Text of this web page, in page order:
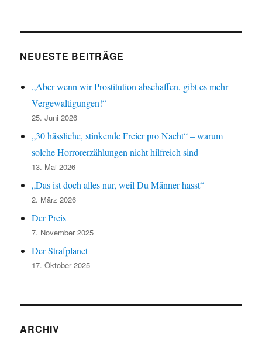
NEUESTE BEITRÄGE
„Aber wenn wir Prostitution abschaffen, gibt es mehr
Vergewaltigungen!“
25. Juni 2026
„30 hässliche, stinkende Freier pro Nacht“ – warum
solche Horrorerzählungen nicht hilfreich sind
13. Mai 2026
„Das ist doch alles nur, weil Du Männer hasst“
2. März 2026
Der Preis
7. November 2025
Der Strafplanet
17. Oktober 2025
ARCHIV